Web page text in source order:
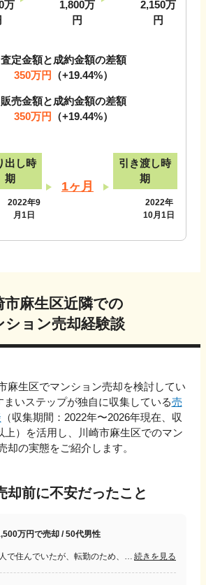
万
1,800万
円
2,150万
円
査定金額と成約金額の差額
350万円
（+19.44%）
販売金額と成約金額の差額
350万円
（+19.44%）
出し時
期
2022年9
月1日
1ヶ月
引き渡し時
期
2022年
10月1日
市麻生区近隣での
ション売却経験談
麻生区でマンション売却を検討してい
まいステップが独自に収集している売
（収集期間：2022年〜2026年現在、収
上）を活用し、 川崎市麻生区でのマン
却の実態をご紹介します。
却前に不安だったこと
万円で売却 / 50代男性
続きを見る